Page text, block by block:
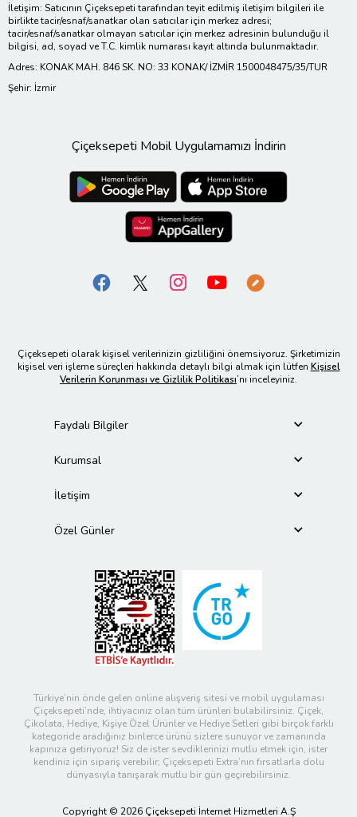
İletişim: Satıcının Çiçeksepeti tarafından teyit edilmiş iletişim bilgileri ile
birlikte tacir/esnaf/sanatkar olan satıcılar için merkez adresi;
tacir/esnaf/sanatkar olmayan satıcılar için merkez adresinin bulunduğu il
bilgisi, ad, soyad ve T.C. kimlik numarası kayıt altında bulunmaktadır.
Adres: KONAK MAH. 846 SK. NO: 33 KONAK/ İZMİR 1500048475/35/TUR
Şehir: İzmir
Çiçeksepeti Mobil Uygulamamızı İndirin
Çiçeksepeti olarak kişisel verilerinizin gizliliğini önemsiyoruz. Şirketimizin
kişisel veri işleme süreçleri hakkında detaylı bilgi almak için lütfen Kişisel
Verilerin Korunması ve Gizlilik Politikası’nı inceleyiniz.
Faydalı Bilgiler
Kurumsal
İletişim
Özel Günler
Türkiye’nin önde gelen online alışveriş sitesi ve mobil uygulaması
Çiçeksepeti’nde, ihtiyacınız olan tüm ürünleri bulabilirsiniz. Çiçek,
Çikolata, Hediye, Kişiye Özel Ürünler ve Hediye Setleri gibi birçok farklı
kategoride aradığınız binlerce ürünü sizlere sunuyor ve zamanında
kapınıza getiriyoruz! Siz de ister sevdiklerinizi mutlu etmek için, ister
kendiniz için sipariş verebilir; Çiçeksepeti Extra’nın fırsatlarla dolu
dünyasıyla tanışarak mutlu bir gün geçirebilirsiniz.
Copyright © 2026 Çiçeksepeti İnternet Hizmetleri A.Ş